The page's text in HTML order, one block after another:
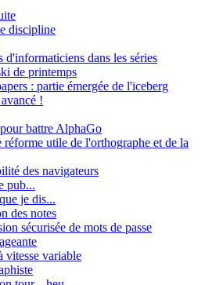
discipline
d'informaticiens dans les séries
de printemps
: partie émergée de l'iceberg
!
battre AlphaGo
réforme utile de l'orthographe et de la
des navigateurs
pub...
je dis...
des notes
sécurisée de mots de passe
vitesse variable